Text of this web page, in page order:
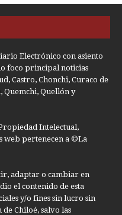
Electrónico con asiento
foco principal noticias
Castro, Chonchi, Curaco de
Quemchi, Quellón y
Intelectual,
web pertenecen a ©La
adaptar o cambiar en
el contenido de esta
y/o fines sin lucro sin
Chiloé, salvo las